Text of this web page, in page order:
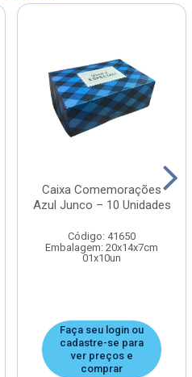
Caixa Comemorações
Azul Junco – 10 Unidades
Código: 41650
Embalagem: 20x14x7cm
01x10un
Faça seu login ou
cadastre-se para
ver preços e
comprar